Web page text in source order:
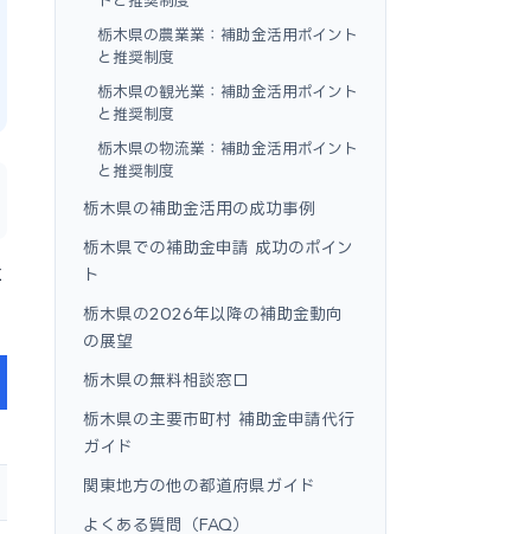
栃木県の農業業：補助金活用ポイント
と推奨制度
栃木県の観光業：補助金活用ポイント
と推奨制度
栃木県の物流業：補助金活用ポイント
と推奨制度
栃木県の補助金活用の成功事例
栃木県での補助金申請 成功のポイン
ト
栃木県の2026年以降の補助金動向
の展望
栃木県の無料相談窓口
栃木県の主要市町村 補助金申請代行
ガイド
関東地方の他の都道府県ガイド
よくある質問（FAQ）